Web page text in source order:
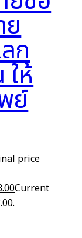
ย
ก
ให้
ย์
price
Current